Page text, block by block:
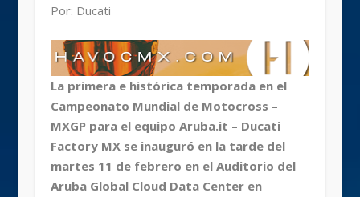
Por: Ducati
La primera e histórica temporada en el
Campeonato Mundial de Motocross –
MXGP para el equipo Aruba.it – Ducati
Factory MX se inauguró en la tarde del
martes 11 de febrero en el Auditorio del
Aruba Global Cloud Data Center en